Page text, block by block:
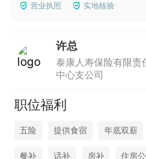
营业执照 实地核验
许总
泰康人寿保险有限责
中心支公司
职位福利
五险 提供食宿 年底双薪
餐补 话补 房补 住房